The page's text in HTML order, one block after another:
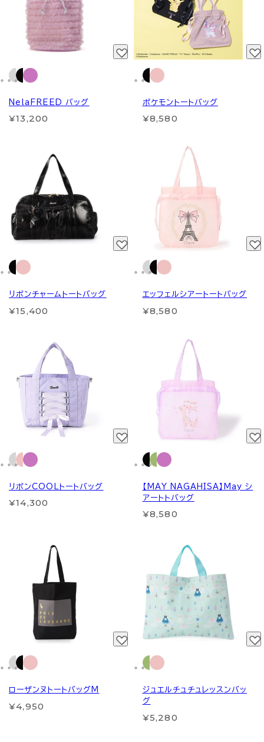
NelaFREED バッグ
¥13,200
ポケモントートバッグ
¥8,580
リボンチャームトートバッグ
¥15,400
エッフェルシアートートバッグ
¥8,580
リボンCOOLトートバッグ
¥14,300
【MAY NAGAHISA】May シ
アートトバッグ
¥8,580
ローザンヌトートバッグM
¥4,950
ジュエルチュチュレッスンバッ
グ
¥5,280